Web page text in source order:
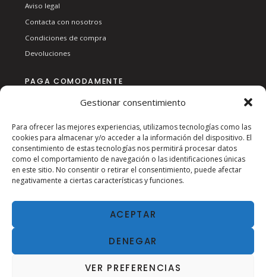
Gestionar consentimiento
Para ofrecer las mejores experiencias, utilizamos tecnologías como las
cookies para almacenar y/o acceder a la información del dispositivo. El
consentimiento de estas tecnologías nos permitirá procesar datos
como el comportamiento de navegación o las identificaciones únicas
en este sitio. No consentir o retirar el consentimiento, puede afectar
negativamente a ciertas características y funciones.
ACEPTAR
DENEGAR
VER PREFERENCIAS
Aviso legal
Contacta con nosotros
Condiciones de compra
Devoluciones
PAGA COMODAMENTE
SÍGUENOS EN RSS:
AVISO LEGAL | ESTANC SAN AGUSTÍN